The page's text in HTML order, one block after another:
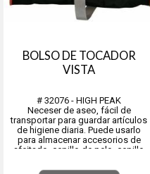
BOLSO DE TOCADOR
VISTA
# 32076 - HIGH PEAK
Neceser de aseo, fácil de
transportar para guardar artículos
de higiene diaria. Puede usarlo
para almacenar accesorios de
afeitado, cepillo de pelo, cepillo
artículos. Material: